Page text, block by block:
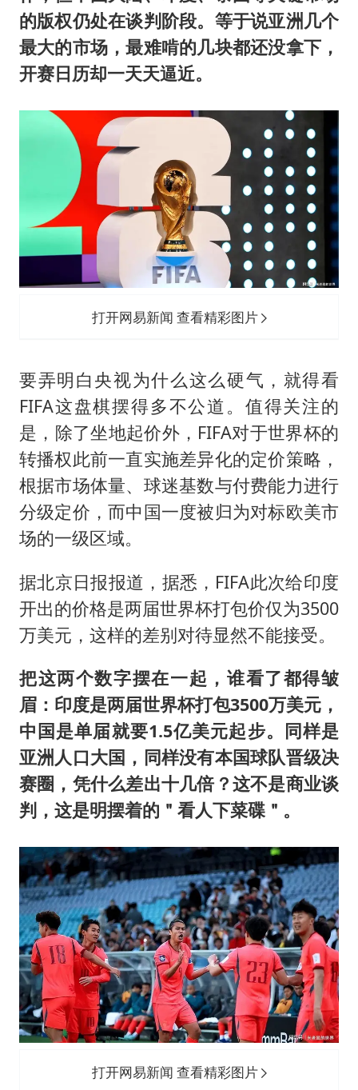
的版权仍处在谈判阶段。等于说亚洲几个
最大的市场，最难啃的几块都还没拿下，
开赛日历却一天天逼近。
打开网易新闻 查看精彩图片
要弄明白央视为什么这么硬气，就得看
FIFA这盘棋摆得多不公道。值得关注的
是，除了坐地起价外，FIFA对于世界杯的
转播权此前一直实施差异化的定价策略，
根据市场体量、球迷基数与付费能力进行
分级定价，而中国一度被归为对标欧美市
场的一级区域。
据北京日报报道，据悉，FIFA此次给印度
开出的价格是两届世界杯打包价仅为3500
万美元，这样的差别对待显然不能接受。
把这两个数字摆在一起，谁看了都得皱
眉：印度是两届世界杯打包3500万美元，
中国是单届就要1.5亿美元起步。同样是
亚洲人口大国，同样没有本国球队晋级决
赛圈，凭什么差出十几倍？这不是商业谈
判，这是明摆着的＂看人下菜碟＂。
打开网易新闻 查看精彩图片